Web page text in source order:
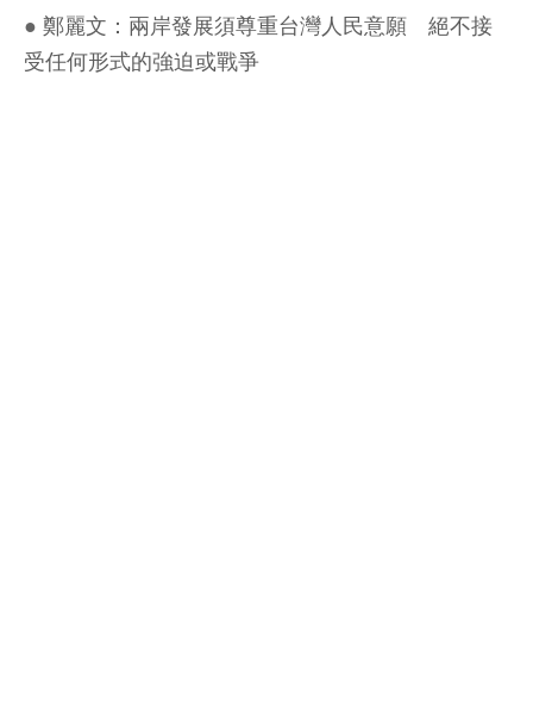
● 鄭麗文：兩岸發展須尊重台灣人民意願 絕不接
受任何形式的強迫或戰爭